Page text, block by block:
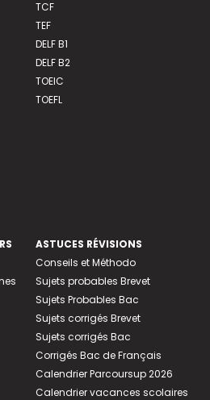
TCF
TEF
DELF B1
DELF B2
TOEIC
TOEFL
ASTUCES RÉVISIONS
Conseils et Méthodo
Sujets probables Brevet
Sujets Probables Bac
Sujets corrigés Brevet
Sujets corrigés Bac
Corrigés Bac de Français
Calendrier Parcoursup 2026
Calendrier vacances scolaires